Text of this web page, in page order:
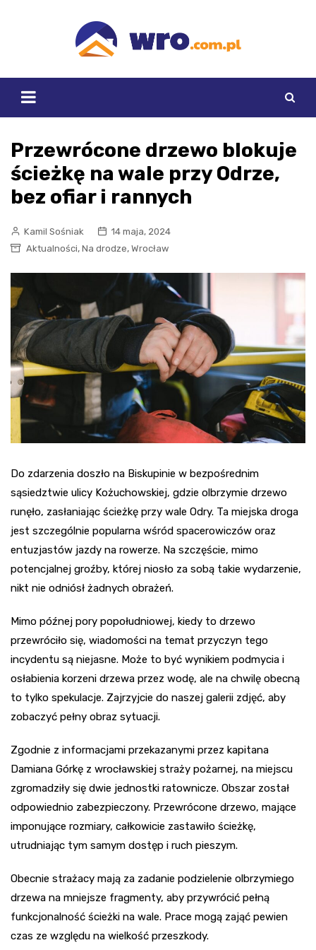
Przewrócone drzewo blokuje
ścieżkę na wale przy Odrze,
bez ofiar i rannych
Kamil Sośniak
14 maja, 2024
Aktualności, Na drodze, Wrocław
Do zdarzenia doszło na Biskupinie w bezpośrednim
sąsiedztwie ulicy Kożuchowskiej, gdzie olbrzymie drzewo
runęło, zasłaniając ścieżkę przy wale Odry. Ta miejska droga
jest szczególnie popularna wśród spacerowiczów oraz
entuzjastów jazdy na rowerze. Na szczęście, mimo
potencjalnej groźby, której niosło za sobą takie wydarzenie,
nikt nie odniósł żadnych obrażeń.
Mimo późnej pory popołudniowej, kiedy to drzewo
przewróciło się, wiadomości na temat przyczyn tego
incydentu są niejasne. Może to być wynikiem podmycia i
osłabienia korzeni drzewa przez wodę, ale na chwilę obecną
to tylko spekulacje. Zajrzyjcie do naszej galerii zdjęć, aby
zobaczyć pełny obraz sytuacji.
Zgodnie z informacjami przekazanymi przez kapitana
Damiana Górkę z wrocławskiej straży pożarnej, na miejscu
zgromadziły się dwie jednostki ratownicze. Obszar został
odpowiednio zabezpieczony. Przewrócone drzewo, mające
imponujące rozmiary, całkowicie zastawiło ścieżkę,
utrudniając tym samym dostęp i ruch pieszym.
Obecnie strażacy mają za zadanie podzielenie olbrzymiego
drzewa na mniejsze fragmenty, aby przywrócić pełną
funkcjonalność ścieżki na wale. Prace mogą zająć pewien
czas ze względu na wielkość przeszkody.